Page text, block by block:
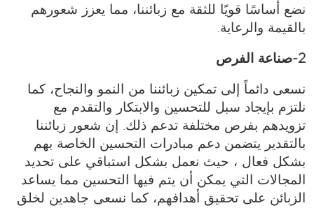
نضع أساسًا قويًا للثقة مع زبائننا، مما يعزز شعورهم
بالقيمة والرعاية.
2-صناعة الفرص
نسعى دائماً إلى تمكين زبائننا من النمو والنجاح، كما
نلتزم بإيجاد سبل للتحسين والابتكار والتقدم مع
تزويدهم بفرص مختلفة تدعم ذلك. إن شعور زبائننا
بالتقدير يتضمن دعم مبادرات التحسين الخاصة بهم
بشكل فعال ، حيث نعمل بشكل استباقي على تحديد
المجالات التي يمكن أن يتم فيها التحسين مما يساعد
الزبائن على تحقيق أهدافهم، كما نسعى جاهدين لخلق